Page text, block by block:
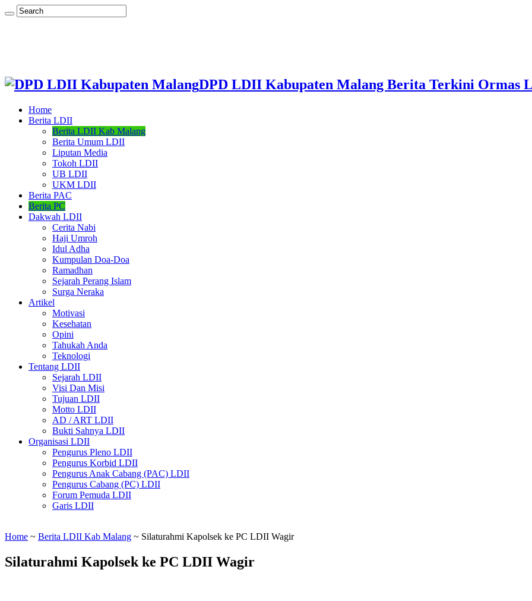
DPD LDII Kabupaten Malang Berita Terkini Ormas
Home
Berita LDII
Berita LDII Kab Malang
Berita Umum LDII
Liputan Media
Tokoh LDII
UB LDII
UKM LDII
Berita PAC
Berita PC
Dakwah LDII
Cerita Nabi
Haji Umroh
Idul Adha
Kumpulan Doa-Doa
Ramadhan
Sejarah Perang Islam
Surga Neraka
Artikel
Motivasi
Kesehatan
Opini
Tahukah Anda
Teknologi
Tentang LDII
Sejarah LDII
Visi Dan Misi
Tujuan LDII
Motto LDII
AD / ART LDII
Bukti Sahnya LDII
Organisasi LDII
Pengurus Pleno LDII
Pengurus Korbid LDII
Pengurus Anak Cabang (PAC) LDII
Pengurus Cabang (PC) LDII
Forum Pemuda LDII
Garis LDII
Home ~ Berita LDII Kab Malang ~ Silaturahmi Kapolsek ke PC LDII Wagir
Silaturahmi Kapolsek ke PC LDII Wagir